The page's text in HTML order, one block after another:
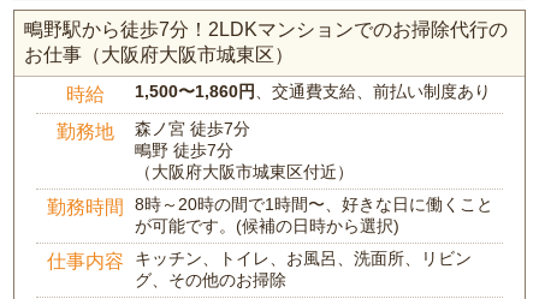
鴫野駅から徒歩7分！2LDKマンションでのお掃除代行の
お仕事（大阪府大阪市城東区）
時給 1,500〜1,860円、交通費支給、前払い制度あり
勤務地
森ノ宮 徒歩7分
鴫野 徒歩7分
（大阪府大阪市城東区付近）
勤務時間
8時～20時の間で1時間〜、好きな日に働くこと
が可能です。(候補の日時から選択)
仕事内容
キッチン、トイレ、お風呂、洗面所、リビン
グ、その他のお掃除